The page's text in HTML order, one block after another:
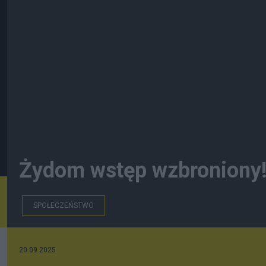
Żydom wstęp wzbroniony!
SPOŁECZEŃSTWO
20.09.2025